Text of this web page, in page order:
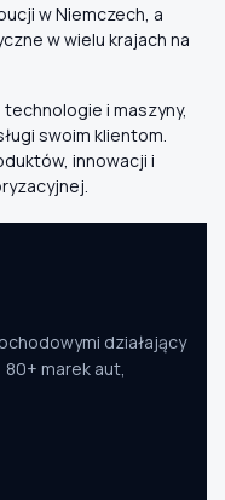
w Niemczech, a
w wielu krajach na
i maszyny,
swoim klientom.
innowacji i
działający
marek aut,